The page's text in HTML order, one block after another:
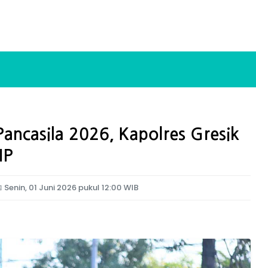
2026, Kapolres Gresik
Senin, 01 Juni 2026 pukul 12:00 WIB